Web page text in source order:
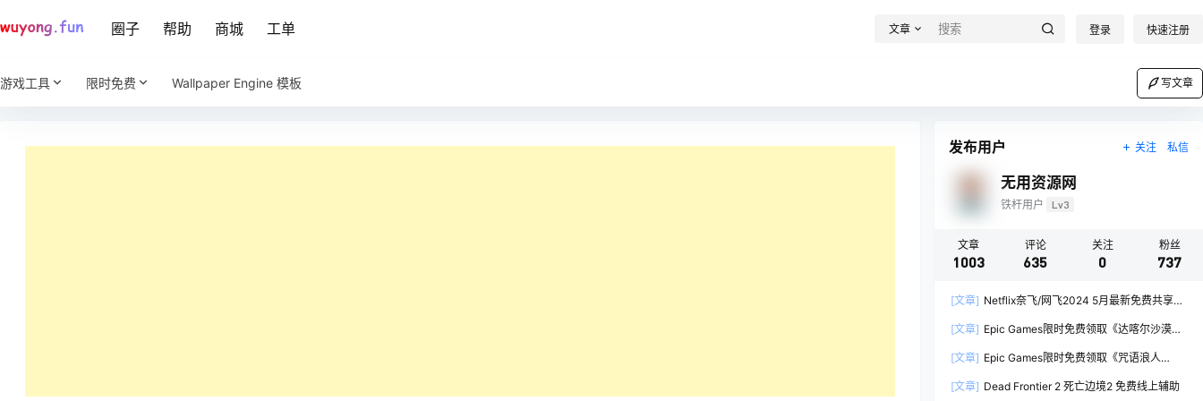
圈子 帮助 商城 工单 文章 登录 快速注册
游戏工具 限时免费 Wallpaper Engine 模板 写文章
发布用户 关注 私信
无用资源网
铁杆用户 Lv3
文章
1003
评论
635
关注
0
粉丝
737
[文章] Netflix奈飞/网飞2024 5月最新免费共享账
[文章] Epic Games限时免费领取《达喀尔沙漠拉
[文章] Epic Games限时免费领取《咒语浪人
[文章] Dead Frontier 2 死亡边境2 免费线上辅助